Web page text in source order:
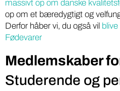
massivt op om danske
op om et bæredygtigt og
Derfor håber vi, du også vil
Fødevarer
Medlemskaber
Studerende og